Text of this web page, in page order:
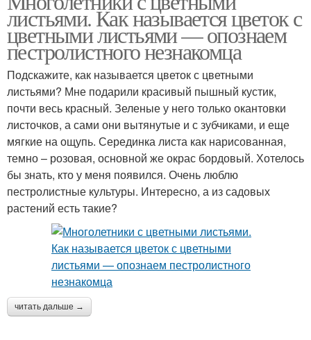
листьями. Как называется цветок с
цветными листьями — опознаем
пестролистного незнакомца
Подскажите, как называется цветок с цветными
листьями? Мне подарили красивый пышный кустик,
почти весь красный. Зеленые у него только окантовки
листочков, а сами они вытянутые и с зубчиками, и еще
мягкие на ощупь. Серединка листа как нарисованная,
темно – розовая, основной же окрас бордовый. Хотелось
бы знать, кто у меня появился. Очень люблю
пестролистные культуры. Интересно, а из садовых
растений есть такие?
читать дальше →